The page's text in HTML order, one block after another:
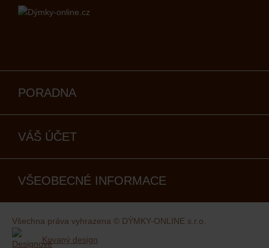
PORADNA
VÁŠ ÚČET
VŠEOBECNÉ INFORMACE
Všechna práva vyhrazena © DÝMKY-ONLINE s.r.o.
Kovaný design